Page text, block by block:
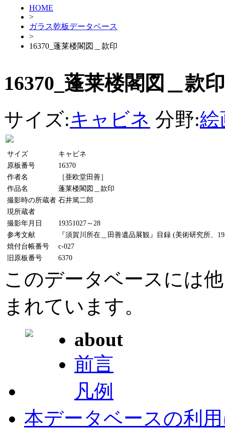
HOME
>
ガラス乾板データベース
>
16370_蓬莱楼閣図＿款印
16370_蓬莱楼閣図＿款印
サイズ:キャビネ 分野:絵
サイズ
キャビネ
原板番号
16370
作者名
［亜欧堂田善］
作品名
蓬莱楼閣図＿款印
撮影時の所蔵者 石井篤二郎
現所蔵者
撮影年月日
19351027～28
参考文献
『須賀川所在＿田善遺品展観』目録 (美術研究所、
焼付台帳番号
c-027
旧原板番号
6370
このデータベースには
まれています。
about
前言
凡例
本データベースの利